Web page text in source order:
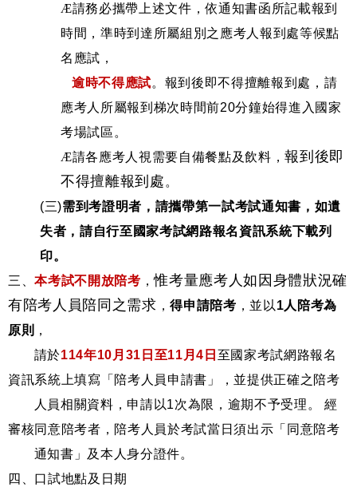
Æ請務必攜帶上述文件，依通知書函所記載報到
時間，準時到達所屬組別之應考人報到處等候點
名應試，
逾時不得應試。報到後即不得擅離報到處，請
應考人所屬報到梯次時間前20分鐘始得進入國家
考場試區。
Æ請各應考人視需要自備餐點及飲料，報到後即
不得擅離報到處 。
(三)需到考證明者，請攜帶第一試考試通知書，如遺
失者，請自行至國家考試網路報名資訊系統下載列
印。
三、本考試不開放陪考 ，惟考量應考人如因身體狀況確
有陪考人員陪同之需求 ，得申請陪考 ，並以 1人陪考為
原則 ，
請於114年10月31日至11月4日 至國家考試網路報名
資訊系統上填寫「陪考人員申請書」，並提供正確之陪考
人員相關資料，申請以1次為限，逾期不予受理。 經
審核同意陪考者，陪考人員於考試當日須出示「同意陪考
通知書」及本人身分證件。
四、口試地點及日期